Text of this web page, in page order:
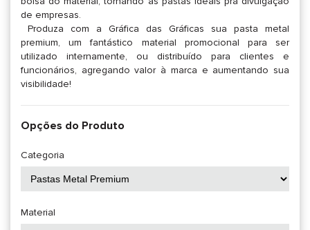
de empresas.
Produza com a Gráfica das Gráficas sua pasta metal
premium, um fantástico material promocional para ser
utilizado internamente, ou distribuído para clientes e
funcionários, agregando valor à marca e aumentando sua
visibilidade!
Opções do Produto
Categoria
Material